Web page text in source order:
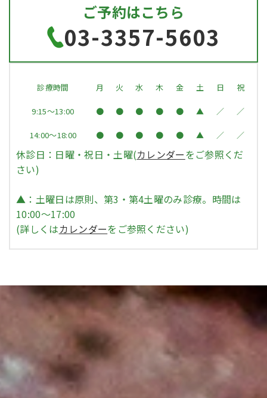
ご予約はこちら
03-3357-5603
診療時間 月 火 水 木 金 土 日 祝
9:15～13:00 ● ● ● ● ● ▲ ／ ／
14:00～18:00 ● ● ● ● ● ▲ ／ ／
休診日：日曜・祝日・土曜(カレンダーをご参照くだ
さい)
▲：土曜日は原則、第3・第4土曜のみ診療。時間は
10:00〜17:00
(詳しくはカレンダーをご参照ください)